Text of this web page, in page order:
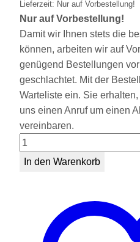
Lieferzeit: Nur auf Vorbestellung!
Nur auf Vorbestellung!
Damit wir Ihnen stets die
können, arbeiten wir auf
genügend Bestellungen
geschlachtet. Mit der
Warteliste ein. Sie
uns einen Anruf um einen
vereinbaren.
Rinderleber
Menge
In den Warenkorb